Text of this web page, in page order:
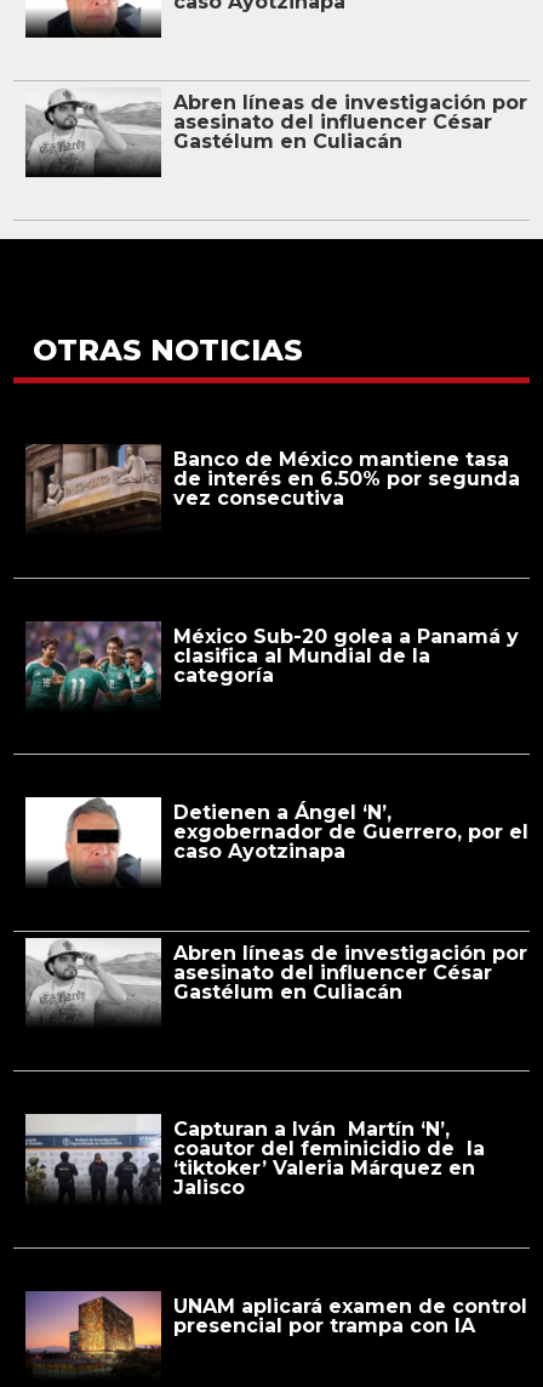
Abren líneas de investigación por
asesinato del influencer César
Gastélum en Culiacán
OTRAS NOTICIAS
Banco de México mantiene tasa
de interés en 6.50% por segunda
vez consecutiva
México Sub-20 golea a Panamá y
clasifica al Mundial de la
categoría
Detienen a Ángel ‘N’,
exgobernador de Guerrero, por el
caso Ayotzinapa
Abren líneas de investigación por
asesinato del influencer César
Gastélum en Culiacán
Capturan a Iván Martín ‘N’,
coautor del feminicidio de la
‘tiktoker’ Valeria Márquez en
Jalisco
UNAM aplicará examen de control
presencial por trampa con IA